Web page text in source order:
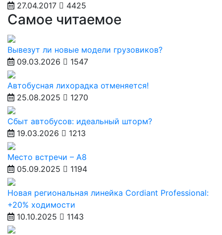
27.04.2017
4425
Самое читаемое
Вывезут ли новые модели грузовиков?
09.03.2026
1547
Автобусная лихорадка отменяется!
25.08.2025
1270
Сбыт автобусов: идеальный шторм?
19.03.2026
1213
Место встречи – А8
05.09.2025
1194
Новая региональная линейка Cordiant Professional:
+20% ходимости
10.10.2025
1143